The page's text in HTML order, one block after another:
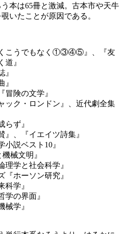
本は65冊と激減。古本市や天牛
いたことが原因である。
くこうでもなく①③④⑤』、『友
道』
』
』
冒険の文学』
ック・ロンドン』、近代劇全集
らず』
』、『イエイツ詩集』
説ベスト10』
械文明』
理学と社会科学』
『ホーソン研究』
科学』
学の界面』
械学』